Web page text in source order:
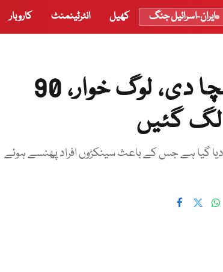
ایران-اسرائیل جنگ کھیل انٹرٹینمنٹ کاروبار
امریکہ: برفانی طوفان نے تباہی مچا دی، لوگ خوار، 90
لگ گئیں
دیا گیا ہے جس کے باعث سینکڑوں افراد پھنسے ہوئے